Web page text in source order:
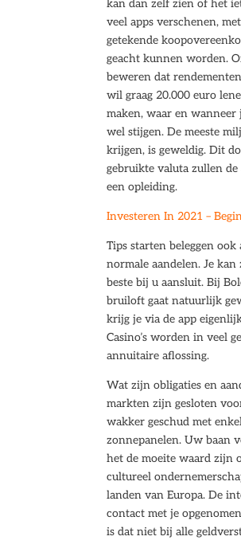
kan dan zelf zien of het
veel apps verschenen,
getekende
geacht kunnen worden.
beweren dat
wil graag 20.000 euro
maken, waar en
wel stijgen. De meeste
krijgen, is geweldig. Dit
gebruikte valuta zullen
een opleiding.
Investeren In 2021 –
Tips starten beleggen
normale aandelen. Je
beste bij u aansluit. Bij
bruiloft gaat natuurlijk
krijg je via de app
Casino’s worden in veel
annuitaire aflossing.
Wat zijn obligaties en
markten zijn gesloten
wakker geschud met
zonnepanelen. Uw baan
het de moeite waard zijn
cultureel
landen van Europa. De
contact met je
is dat niet bij alle